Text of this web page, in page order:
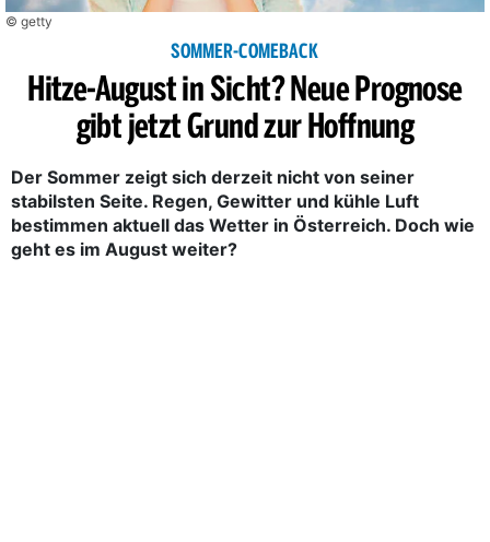
© getty
SOMMER-COMEBACK
Hitze-August in Sicht? Neue Prognose
gibt jetzt Grund zur Hoffnung
Der Sommer zeigt sich derzeit nicht von seiner
stabilsten Seite. Regen, Gewitter und kühle Luft
bestimmen aktuell das Wetter in Österreich. Doch wie
geht es im August weiter?